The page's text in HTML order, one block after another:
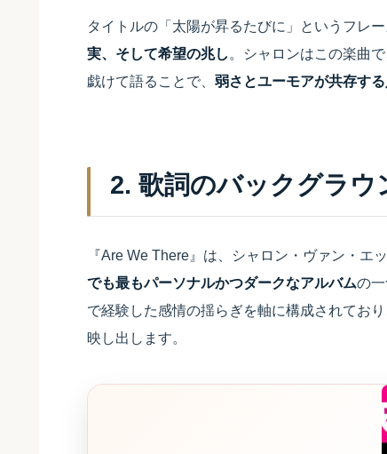
タイトルの「太陽が昇るたびに」というフレー
実、そして希望の兆し 。シャロンはこの楽曲
戯けて語ることで、 弱さとユーモアが共存す
2. 歌詞のバックグラウ
『Are We There』は、シャロン・ヴァン・エ
でも最もパーソナルかつダークなアルバムの
で経験した感情の揺らぎを軸に構成されてお
映し出します。